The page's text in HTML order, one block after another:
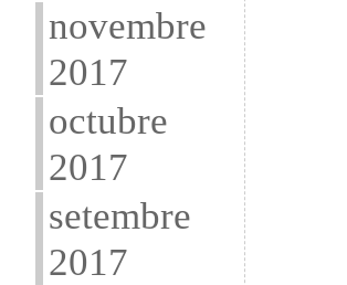
novembre
2017
octubre
2017
setembre
2017